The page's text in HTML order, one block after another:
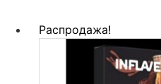
составляла
600,00 ₽.
Распродажа!